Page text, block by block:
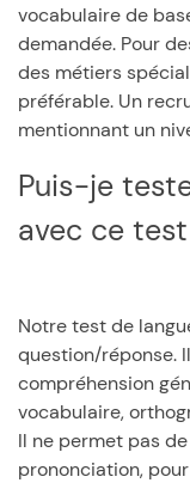
vocabulaire de
demandée. Pour
des métiers
préférable. Un
mentionnant un
Puis-je tester ma prononciation
avec ce
Notre test de
question/réponse.
compréhension
vocabulaire,
Il ne permet pas
prononciation,